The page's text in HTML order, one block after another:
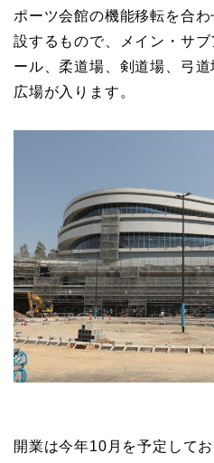
ポーツ会館の機能移転を合
設するもので、メイン・サ
ール、柔道場、剣道場、弓道
広場が入ります。
開業は今年10月を予定して